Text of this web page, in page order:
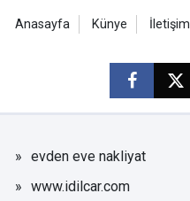
Anasayfa Künye İletişim
evden eve nakliyat
www.idilcar.com